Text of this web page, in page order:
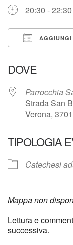
20:30 - 22:30
DOVE
Parrocchia
Strada San
Verona,
TIPOLOGIA
Catechesi
Mappa non
Lettura e
successiva.